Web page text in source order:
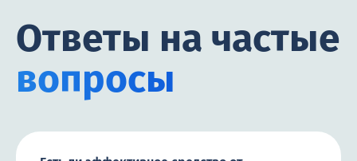
Ответы на частые
вопросы